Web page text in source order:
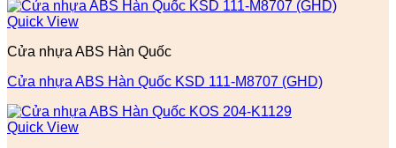
Quick View
Cửa nhựa ABS Hàn Quốc
Cửa nhựa ABS Hàn Quốc KSD 111-M8707 (GHD)
Quick View